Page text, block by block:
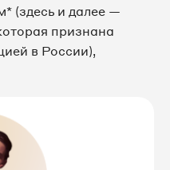
(здесь и далее —
признана
в России),